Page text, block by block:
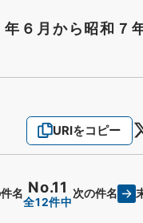
年６月から昭和７
URIをコピー
名 No.11
全12件中
次の件名